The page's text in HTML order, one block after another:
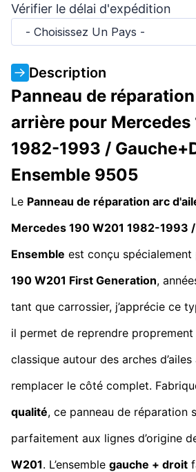
Vérifier le délai d'expédition
- Choisissez Un Pays -
Description
Panneau de
arrière pour Mercedes
1982-1993 /
Ensemble 9505
Le Panneau de réparation arc
Mercedes 190 W201 1982-1993
Ensemble est conçu spécialement
190 W201 First Generation,
tant que carrossier, j’apprécie ce
il permet de reprendre
classique autour des arches
remplacer le côté complet.
qualité, ce panneau de réparation
parfaitement aux lignes d’origine
W201. L’ensemble gauche + droit